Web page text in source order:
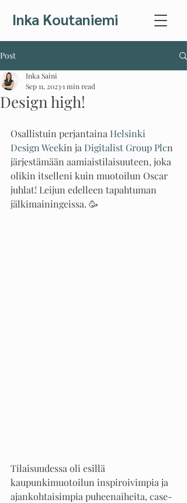
Inka Koutaniemi
Post
Design high!
Inka Saini
Sep 11, 20231 min read
Osallistuin perjantaina Helsinki
Design Weekin ja Digitalist Group Plcn
järjestämään aamiaistilaisuuteen, joka
olikin itselleni kuin muotoilun Oscar
juhlat! Leijun edelleen tapahtuman
jälkimainingeissa. 🥳
Tilaisuudessa oli esillä
kaupunkimuotoilun inspiroivimpia ja
ajankohtaisimpia puheenaiheita, case-